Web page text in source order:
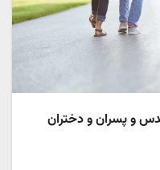
و پسران و دختران